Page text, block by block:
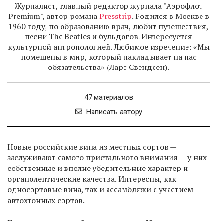
Журналист, главный редактор журнала "Аэрофлот
Premium", автор романаPresstrip. Родился в Москве в
1960 году, по образованию врач, любит путешествия,
песни The Beatles и бульдогов. Интересуется
культурной антропологией. Любимое изречение: «Мы
помещены в мир, который накладывает на нас
обязательства» (Ларс Свендсен).
47 материалов
Написать автору
Новые российские вина из местных сортов —
заслуживают самого пристального внимания — у них
собственные и вполне убедительные характер и
органолептические качества. Интересны, как
односортовые вина, так и ассамбляжи с участием
автохтонных сортов.